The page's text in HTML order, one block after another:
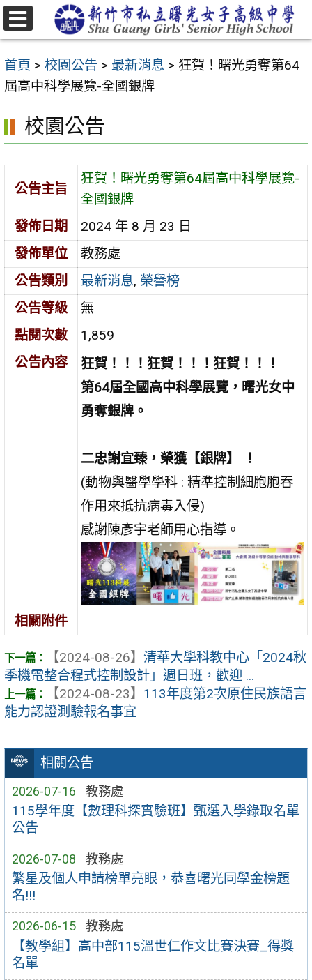
跳
至
要
內
區
首頁 > 校園公告 > 最新消息 > 狂賀！曙光勇奪第64
屆高中科學展覽-全國銀牌
相關公告
2026-07-16 教務處
115學年度【數理科探實驗班】甄選入學錄取名單
公告
2026-07-08 教務處
繁星及個人申請榜單亮眼，恭喜曙光同學金榜題
名!!!
2026-06-15 教務處
【教學組】高中部115溫世仁作文比賽決賽_得獎
名單
校園公告
公告主旨
狂賀！曙光勇奪第64屆高中科學展覽-
全國銀牌
發佈日期
2024 年 8 月 23 日
發佈單位
教務處
公告類別
最新消息, 榮譽榜
公告等級
無
點閱次數
1,859
公告內容
狂賀！！！狂賀！！！狂賀！！！
第64屆全國高中科學展覽，曙光女中
勇奪銀牌。
二忠謝宜臻，榮獲【銀牌】 ！
(動物與醫學學科 : 精準控制細胞胞吞
作用來抵抗病毒入侵)
感謝陳彥宇老師用心指導。
相關附件
【2024-08-26】 清華大學科教中心「2024秋
季機電整合程式控制設計」週日班，歡迎 ...
【2024-08-23】 113年度第2次原住民族語言
能力認證測驗報名事宜
選
單